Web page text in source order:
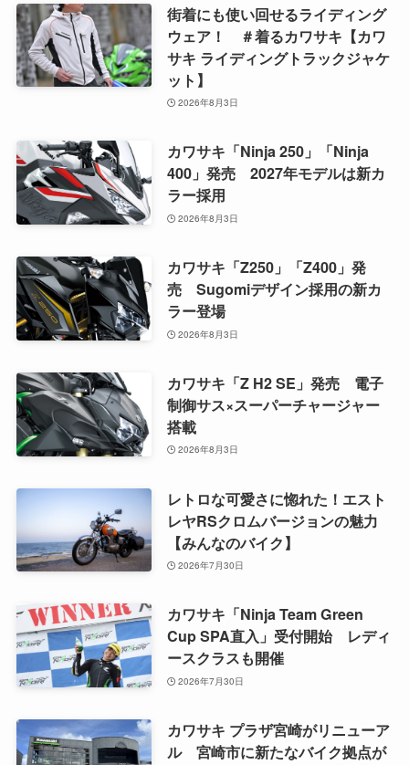
街着にも使い回せるライディング
ウェア！ ＃着るカワサキ【カワ
サキ ライディングトラックジャケ
ット】
2026年8月3日
カワサキ「Ninja 250」「Ninja
400」発売 2027年モデルは新カ
ラー採用
2026年8月3日
カワサキ「Z250」「Z400」発
売 Sugomiデザイン採用の新カ
ラー登場
2026年8月3日
カワサキ「Z H2 SE」発売 電子
制御サス×スーパーチャージャー
搭載
2026年8月3日
レトロな可愛さに惚れた！エスト
レヤRSクロムバージョンの魅力
【みんなのバイク】
2026年7月30日
カワサキ「Ninja Team Green
Cup SPA直入」受付開始 レディ
ースクラスも開催
2026年7月30日
カワサキ プラザ宮崎がリニューア
ル 宮崎市に新たなバイク拠点が